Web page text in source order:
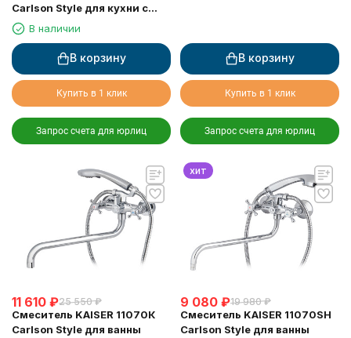
Carlson Style для кухни с
жесткой подводкой
В наличии
В корзину
Купить в 1 клик
Запрос счета для юрлиц
В корзину
Купить в 1 клик
Запрос счета для юрлиц
11 610 ₽25 550 ₽
Смеситель KAISER 11070К
Carlson Style для ванны
хит
9 080 ₽19 980 ₽
Смеситель KAISER 11070SH
Carlson Style для ванны